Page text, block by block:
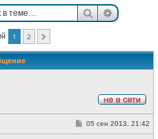
Поиск
1 2
в
с
С05 сен 2013, 21:42